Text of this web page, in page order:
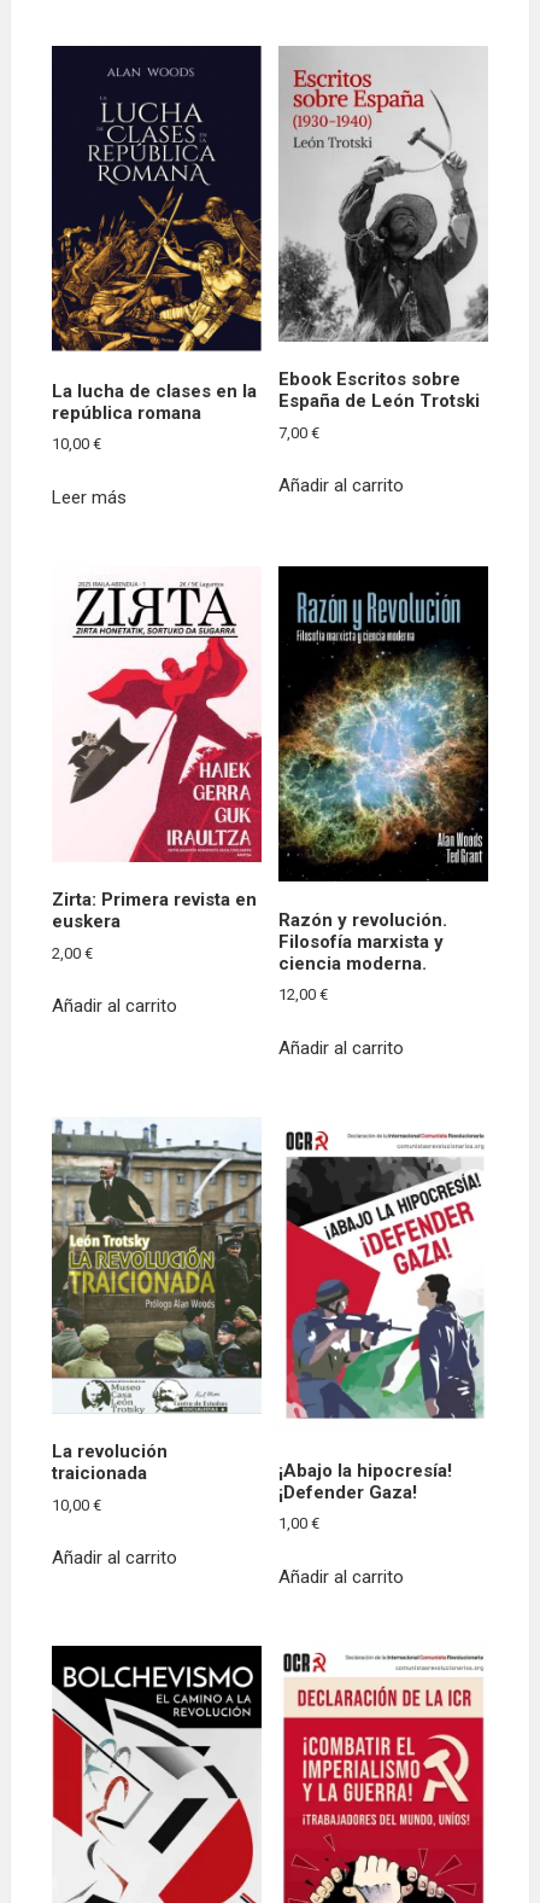
La lucha de clases en la
república romana
10,00€
Leer más
Ebook Escritos sobre
España de León Trotski
7,00€
Añadir al carrito
Zirta: Primera revista en
euskera
2,00€
Añadir al carrito
Razón y revolución.
Filosofía marxista y
ciencia moderna.
12,00€
Añadir al carrito
La revolución
traicionada
10,00€
Añadir al carrito
¡Abajo la hipocresía!
¡Defender Gaza!
1,00€
Añadir al carrito